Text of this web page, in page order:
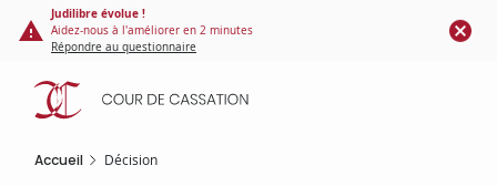
Panneau de gestion des cookies
contenu
principal
Judilibre évolue !
Aidez-nous à l'améliorer en 2 minutes
Répondre au questionnaire
Accueil Décision